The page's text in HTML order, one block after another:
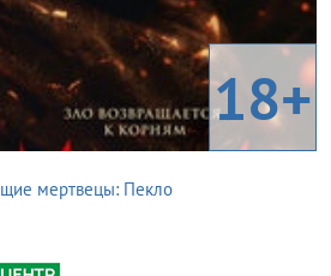
18+
мертвецы: Пекло